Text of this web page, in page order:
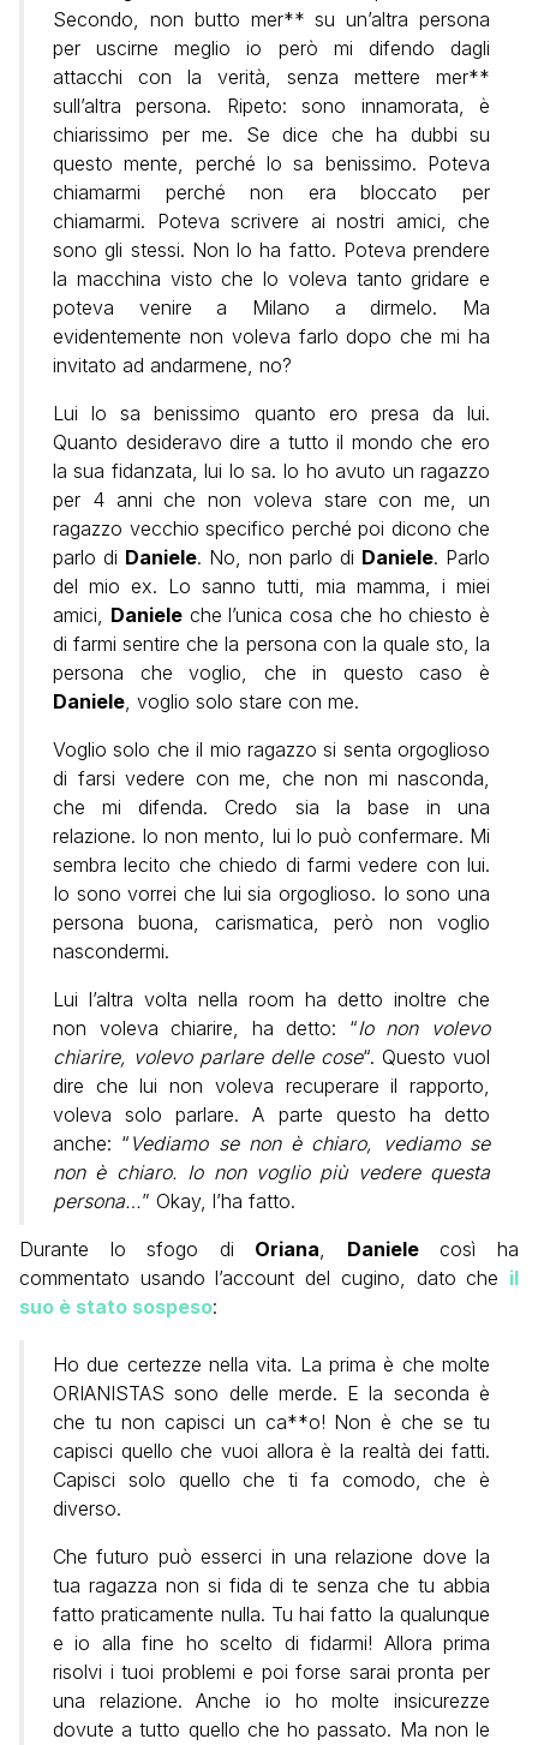
Secondo, non butto mer** su un’altra persona
per uscirne meglio io però mi difendo dagli
attacchi con la verità, senza mettere mer**
sull’altra persona. Ripeto: sono innamorata, è
chiarissimo per me. Se dice che ha dubbi su
questo mente, perché lo sa benissimo. Poteva
chiamarmi perché non era bloccato per
chiamarmi. Poteva scrivere ai nostri amici, che
sono gli stessi. Non lo ha fatto. Poteva prendere
la macchina visto che lo voleva tanto gridare e
poteva venire a Milano a dirmelo. Ma
evidentemente non voleva farlo dopo che mi ha
invitato ad andarmene, no?
Lui lo sa benissimo quanto ero presa da lui.
Quanto desideravo dire a tutto il mondo che ero
la sua fidanzata, lui lo sa. Io ho avuto un ragazzo
per 4 anni che non voleva stare con me, un
ragazzo vecchio specifico perché poi dicono che
parlo di Daniele. No, non parlo di Daniele. Parlo
del mio ex. Lo sanno tutti, mia mamma, i miei
amici, Danieleche l’unica cosa che ho chiesto è
di farmi sentire che la persona con la quale sto, la
persona che voglio, che in questo caso è
Daniele, voglio solo stare con me.
Voglio solo che il mio ragazzo si senta orgoglioso
di farsi vedere con me, che non mi nasconda,
che mi difenda. Credo sia la base in una
relazione. Io non mento, lui lo può confermare. Mi
sembra lecito che chiedo di farmi vedere con lui.
Io sono vorrei che lui sia orgoglioso. Io sono una
persona buona, carismatica, però non voglio
nascondermi.
Lui l’altra volta nella room ha detto inoltre che
non voleva chiarire, ha detto: “Io non volevo
chiarire, volevo parlare delle cose“. Questo vuol
dire che lui non voleva recuperare il rapporto,
voleva solo parlare. A parte questo ha detto
anche: “ Vediamo se non è chiaro, vediamo se
non è chiaro. Io non voglio più vedere questa
persona…” Okay, l’ha fatto.
Durante lo sfogo di Oriana, Danielecosì ha
commentato usando l’account del cugino, dato che il
suo è stato sospeso:
Ho due certezze nella vita. La prima è che molte
ORIANISTAS sono delle merde. E la seconda è
che tu non capisci un ca**o! Non è che se tu
capisci quello che vuoi allora è la realtà dei fatti.
Capisci solo quello che ti fa comodo, che è
diverso.
Che futuro può esserci in una relazione dove la
tua ragazza non si fida di te senza che tu abbia
fatto praticamente nulla. Tu hai fatto la qualunque
e io alla fine ho scelto di fidarmi! Allora prima
risolvi i tuoi problemi e poi forse sarai pronta per
una relazione. Anche io ho molte insicurezze
dovute a tutto quello che ho passato. Ma non le